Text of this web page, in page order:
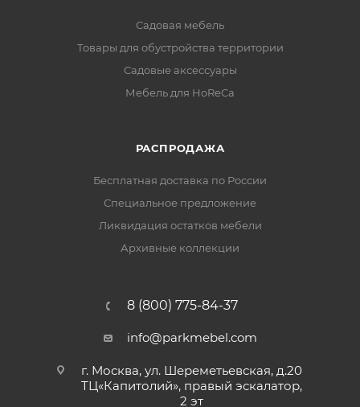
Садовая мебель
Товары для обустройства территории
Садовые аксессуары
Мебель для HoReCa
РАСПРОДАЖА
Бесплатная доставка по России
Специальное предложение
Ликвидация остатков мебели
Архивные коллекции
8 (800) 775-84-37
info@parkmebel.com
г. Москва, ул. Шереметьевская, д.20
ТЦ«Капитолий», правый эскалатор,
2 эт